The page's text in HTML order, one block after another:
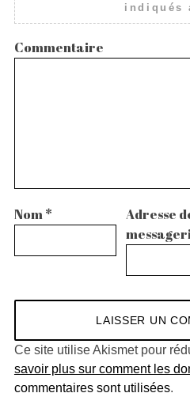
indiqués
Commentaire
Nom*
Adresse
Ce site utilise Akismet pour
savoir plus sur comment les
commentaires sont utilisées.